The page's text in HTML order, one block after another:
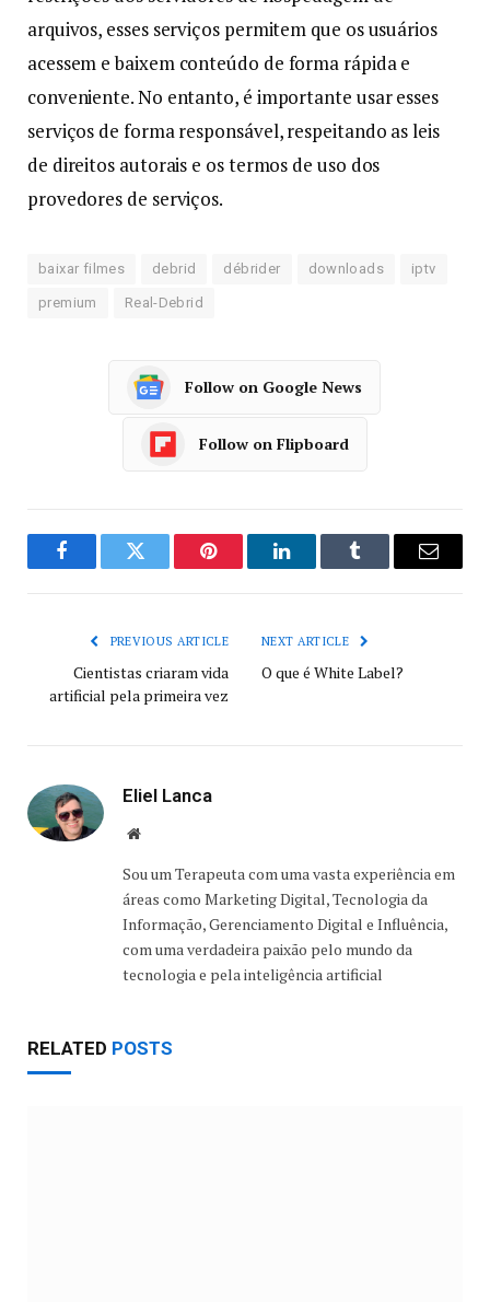
arquivos, esses serviços permitem que os usuários
acessem e baixem conteúdo de forma rápida e
conveniente. No entanto, é importante usar esses
serviços de forma responsável, respeitando as leis
de direitos autorais e os termos de uso dos
provedores de serviços.
baixar filmes debrid débrider downloads iptv
premium Real-Debrid
Follow on Google News
Follow on Flipboard
FacebookTwitter Pinterest LinkedInTumblr Email
PREVIOUS ARTICLE
Cientistas criaram vida
artificial pela primeira vez
NEXT ARTICLE
O que é White Label?
Eliel Lanca
Website
Sou um Terapeuta com uma vasta experiência em
áreas como Marketing Digital, Tecnologia da
Informação, Gerenciamento Digital e Influência,
com uma verdadeira paixão pelo mundo da
tecnologia e pela inteligência artificial
RELATED POSTS